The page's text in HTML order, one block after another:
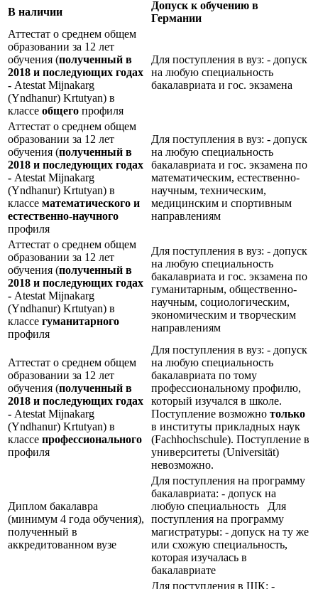
В наличии
Допуск к обучению в
Германии
Аттестат о среднем общем
образовании за 12 лет
обучения (полученный в
2018 и последующих годах
- Atestat Mijnakarg
(Yndhanur) Krtutyan) в
классе общего профиля
Для поступления в вуз: - допуск
на любую специальность
бакалавриата и гос. экзамена
Аттестат о среднем общем
образовании за 12 лет
обучения (полученный в
2018 и последующих годах
- Atestat Mijnakarg
(Yndhanur) Krtutyan) в
классе математического и
естественно-научного
профиля
Для поступления в вуз: - допуск
на любую специальность
бакалавриата и гос. экзамена по
математическим, естественно-
научным, техническим,
медицинским и спортивным
направлениям
Аттестат о среднем общем
образовании за 12 лет
обучения (полученный в
2018 и последующих годах
- Atestat Mijnakarg
(Yndhanur) Krtutyan) в
классе гуманитарного
профиля
Для поступления в вуз: - допуск
на любую специальность
бакалавриата и гос. экзамена по
гуманитарным, общественно-
научным, социологическим,
экономическим и творческим
направлениям
Аттестат о среднем общем
образовании за 12 лет
обучения (полученный в
2018 и последующих годах
- Atestat Mijnakarg
(Yndhanur) Krtutyan) в
классе профессионального
профиля
Для поступления в вуз: - допуск
на любую специальность
бакалавриата по тому
профессиональному профилю,
который изучался в школе.
Поступление возможно только
в институты прикладных наук
(Fachhochschule). Поступление в
университеты (Universität)
невозможно.
Диплом бакалавра
(минимум 4 года обучения),
полученный в
аккредитованном вузе
Для поступления на программу
бакалавриата: - допуск на
любую специальность Для
поступления на программу
магистратуры: - допуск на ту же
или схожую специальность,
которая изучалась в
бакалавриате
Для поступления в ШК: -